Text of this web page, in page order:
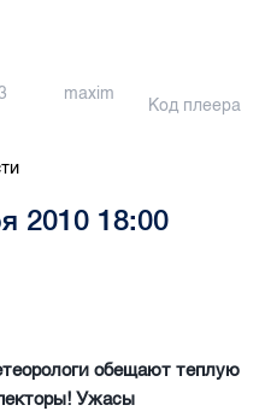
maxim
Код плеера
2010 18:00
обещают теплую
Ужасы